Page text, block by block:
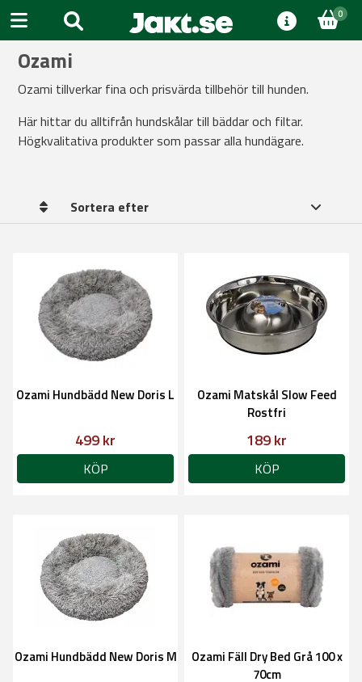
0
Ozami
Ozami tillverkar fina och prisvärda tillbehör till hunden.
Här hittar du alltifrån hundskålar till bäddar och filtar.
Högkvalitativa produkter som passar alla hundägare.
Sortera efter
Ozami Hundbädd New Doris L
499 kr
KÖP
Ozami Matskål Slow Feed
Rostfri
189 kr
KÖP
Ozami Hundbädd New Doris M
Ozami Fäll Dry Bed Grå 100 x
70cm